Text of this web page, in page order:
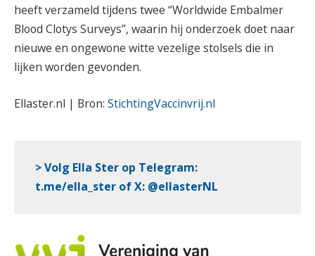
heeft verzameld tijdens twee “Worldwide Embalmer
Blood Clotys Surveys”, waarin hij onderzoek doet naar
nieuwe en ongewone witte vezelige stolsels die in
lijken worden gevonden.
Ellaster.nl | Bron: StichtingVaccinvrij.nl
> Volg Ella Ster op Telegram:
t.me/ella_ster ofX: @ellasterNL